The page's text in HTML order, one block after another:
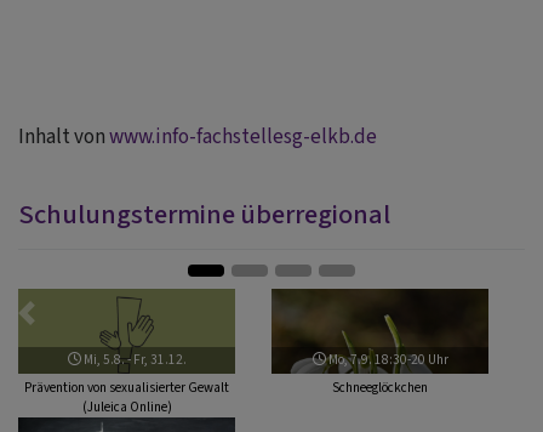
Inhalt vonwww.info-fachstellesg-elkb.de
Schulungstermine überregional
Mi, 5.8. - Fr, 31.12.
Prävention von sexualisierter Gewalt
(Juleica Online)
Mo, 7.9. 18:30-20 Uhr
Schneeglöckchen
Zurück